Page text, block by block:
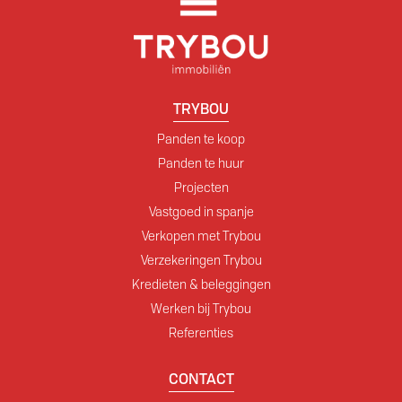
TRYBOU
Panden te koop
Panden te huur
Projecten
Vastgoed in spanje
Verkopen met Trybou
Verzekeringen Trybou
Kredieten & beleggingen
Werken bij Trybou
Referenties
CONTACT